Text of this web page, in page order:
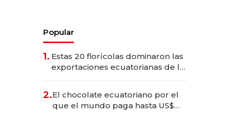
Popular
1. Estas 20 florícolas dominaron las
exportaciones ecuatorianas de la
2.El chocolate ecuatoriano por el
que el mundo paga hasta US$